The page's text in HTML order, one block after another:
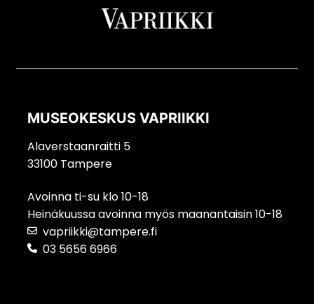
MUSEOKESKUS VAPRIIKKI
Alaverstaanraitti 5
33100 Tampere
Avoinna ti-su klo 10-18
Heinäkuussa avoinna myös maanantaisin 10-18
vapriikki@tampere.fi
03 5656 6966